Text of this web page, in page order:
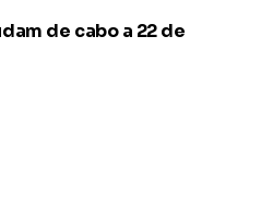
de cabo a 22 de